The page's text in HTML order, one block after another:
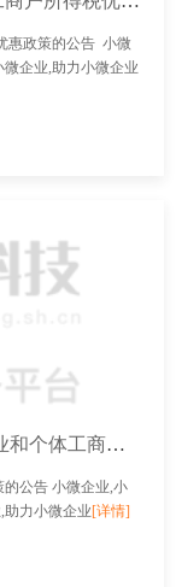
惠政策的公告 小微
微企业,助力小微企业
政策文件 财政部 税务总局关于小微企业和个体工商户所得税优惠政策的公告
公告 小微企业,小
助力小微企业[详情]